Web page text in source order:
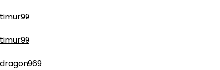
timur99
timur99
dragon969